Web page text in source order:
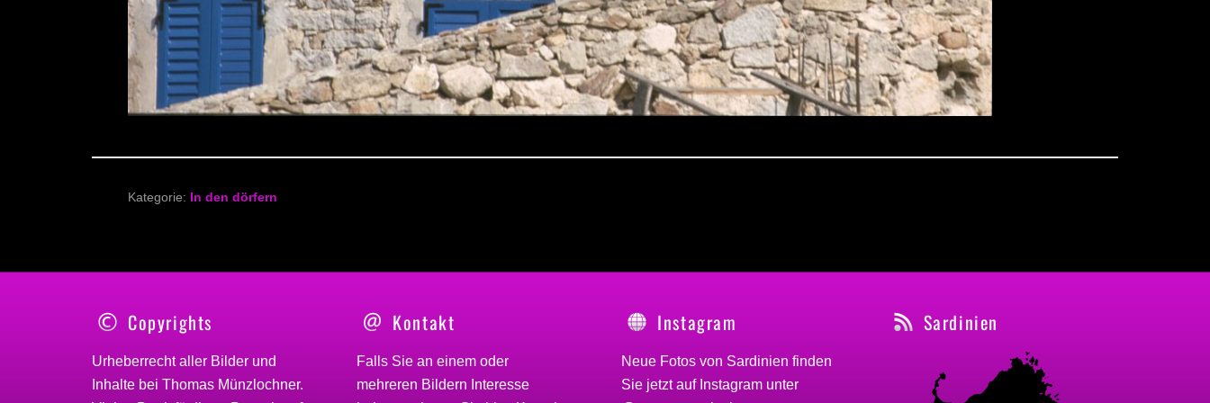
Kategorie: In den dörfern
Copyrights
Urheberrecht aller Bilder und
Inhalte bei Thomas Münzlochner.
Kontakt
Falls Sie an einem oder
mehreren Bildern Interesse
Instagram
Neue Fotos von Sardinien finden
Sie jetzt auf Instagram unter
Sardinien